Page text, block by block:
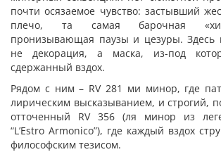
почти осязаемое чувство: застывший
плечо, та самая барочная
пронизывающая паузы и цезуры. Здесь
не декорация, а маска, из-под
сдержанный вздох.
Рядом с ним – RV 281 ми минор, где
лирическим высказыванием, и строгий,
отточенный RV 356 (ля минор из
“L’Estro Armonico”), где каждый вздох
философским тезисом.